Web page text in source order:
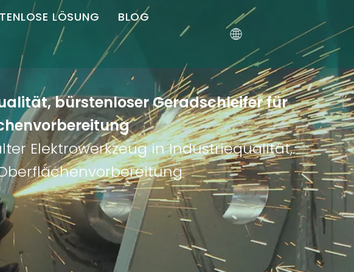
LÖSUNG BLOG
bürstenloser Geradschleifer für
Elektrowerkzeug in Industriequalität,